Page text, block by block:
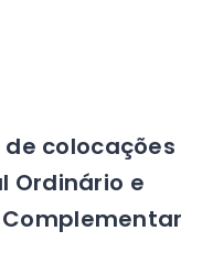
colocações
Ordinário e